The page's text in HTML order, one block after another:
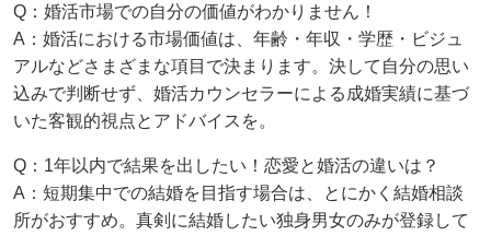
Q：婚活市場での自分の価値がわかりません！
A：婚活における市場価値は、年齢・年収・学歴・ビジュ
アルなどさまざまな項目で決まります。決して自分の思い
込みで判断せず、婚活カウンセラーによる成婚実績に基づ
いた客観的視点とアドバイスを。
Q：1年以内で結果を出したい！恋愛と婚活の違いは？
A：短期集中での結婚を目指す場合は、とにかく結婚相談
所がおすすめ。真剣に結婚したい独身男女のみが登録して